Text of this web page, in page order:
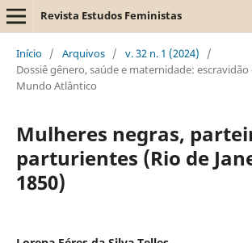
Revista Estudos Feministas
Início / Arquivos / v. 32 n. 1 (2024)
/
Dossiê gênero, saúde e maternidade:
Mundo Atlântico
Mulheres negras,
parturientes (Rio de
1850)